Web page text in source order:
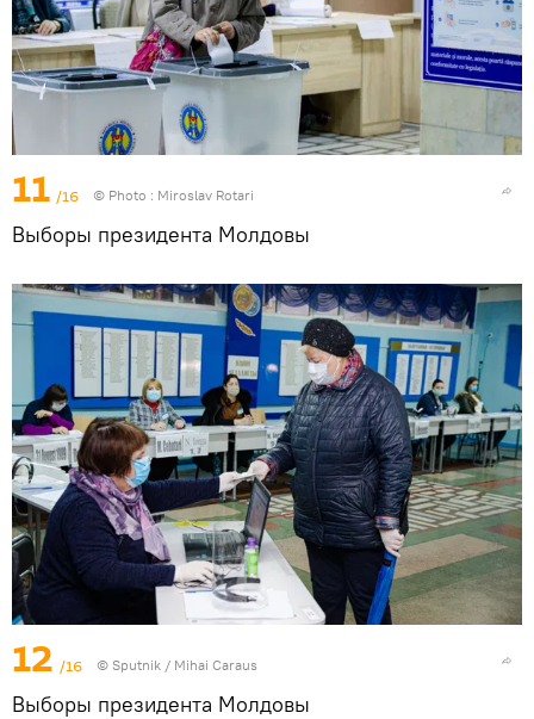
11 /16 © Photo : Miroslav Rotari
Выборы президента Молдовы
12 /16 © Sputnik / Mihai Caraus
Выборы президента Молдовы